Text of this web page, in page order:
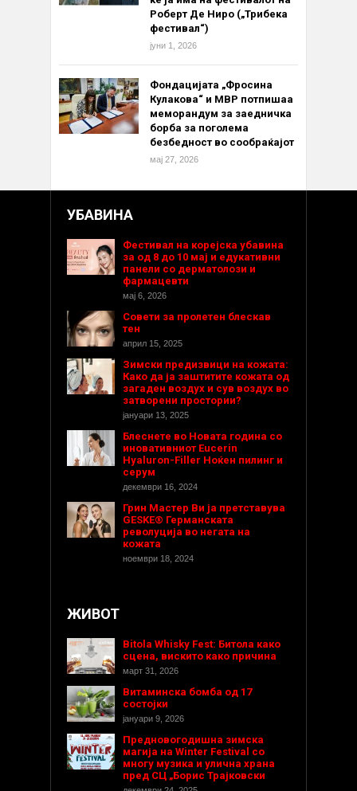
Роберт Де Ниро („Трибека
фестивал“)
јуни 1, 2026
Фондацијата „Фросина
Кулакова“ и МВР потпишаа
меморандум за заедничка
борба за поголема
безбедност во сообраќајот
мај 27, 2026
УБАВИНА
Фестивал на корејска убавина
за од 8 до 10 мај и едукативни
панели со дерматолози и
фармацевти
мај 6, 2026
Совети за пролетен блескав
тен
април 15, 2025
Зимски предизвици на кожата:
Како да ја заштитите кожата од
загаден воздух и сув воздух во
затворени простории?
јануари 13, 2025
Блеснете во Новата година со
иновативниот Eucerin
Hyaluron-Filler Ноќен пилинг и
серум
декември 16, 2024
Грин Мастер Ви ја претставува
GESKE® Германската
револуција во негата на
кожата
ноември 18, 2024
ЖИВОТ
Bitola Whisky Fest: Битола како
сцена, вискито како причина
март 31, 2026
Витаминска бомба од 17
состојки
јануари 9, 2026
Предновогодишнa зимска
магија на Winter Festival со
многу музика и улична храна
пред СЦ „Борис Трајковски